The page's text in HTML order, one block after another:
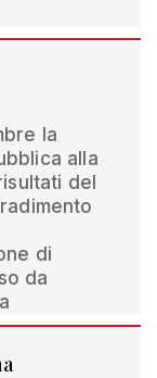
la
alla
del
di
da